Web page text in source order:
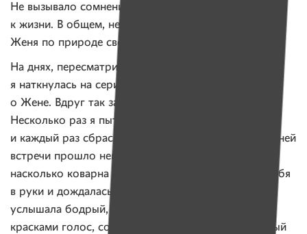
Не вызывало сомнений, что парень возвращается
к жизни. В общем, не стала его больше беспокоить:
Женя по природе своей интроверт.
На днях, пересматривая свой рабочий архив,
я наткнулась на серию статей, которые писала
о Жене. Вдруг так захотелось позвонить ему!
Несколько раз я пыталась набрать его номер
и каждый раз сбрасывала: с момента нашей последней
встречи прошло немало времени. Все мы знаем,
насколько коварна эта болезнь… Наконец, взяла себя
в руки и дождалась длинного гудка. Как только
услышала бодрый, наполненный жизненными
красками голос, совсем не похожий на тот, который